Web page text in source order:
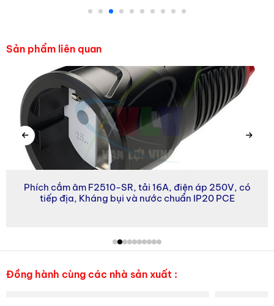
Máng đèn Sino
Domino - Terminal Hanyoung
Sản phẩm liên quan
Phích cắm âm F2510-SR, tải 16A, điện áp 250V, có
tiếp địa, Kháng bụi và nước chuẩn IP20 PCE
Đồng hành cùng các nhà sản xuất :